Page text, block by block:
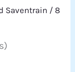
Saventrain / 8